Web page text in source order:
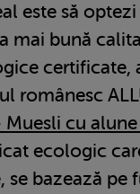
este să
mai bună
certificate,
românesc
cu
ecologic
se bazează pe